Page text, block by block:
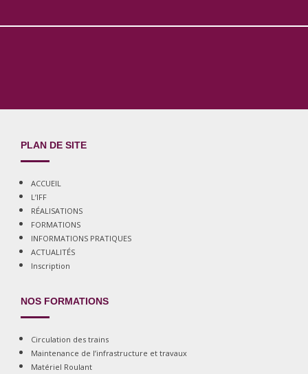
PLAN DE SITE
ACCUEIL
L’IFF
RÉALISATIONS
FORMATIONS
INFORMATIONS PRATIQUES
ACTUALITÉS
Inscription
NOS FORMATIONS
Circulation des trains
Maintenance de l’infrastructure et travaux
Matériel Roulant